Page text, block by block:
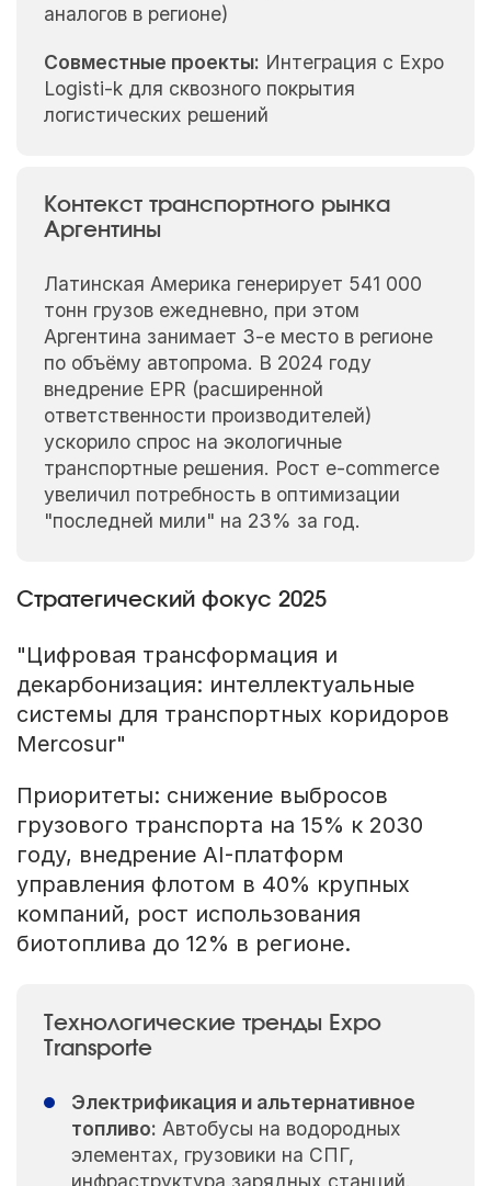
аналогов в регионе)
Совместные проекты: Интеграция с Expo
Logisti-k для сквозного покрытия
логистических решений
Контекст транспортного рынка
Аргентины
Латинская Америка генерирует 541 000
тонн грузов ежедневно, при этом
Аргентина занимает 3-е место в регионе
по объёму автопрома. В 2024 году
внедрение EPR (расширенной
ответственности производителей)
ускорило спрос на экологичные
транспортные решения. Рост e-commerce
увеличил потребность в оптимизации
"последней мили" на 23% за год.
Стратегический фокус 2025
"Цифровая трансформация и
декарбонизация: интеллектуальные
системы для транспортных коридоров
Mercosur"
Приоритеты: снижение выбросов
грузового транспорта на 15% к 2030
году, внедрение AI-платформ
управления флотом в 40% крупных
компаний, рост использования
биотоплива до 12% в регионе.
Технологические тренды Expo
Transporte
Электрификация и альтернативное
топливо: Автобусы на водородных
элементах, грузовики на СПГ,
инфраструктура зарядных станций.